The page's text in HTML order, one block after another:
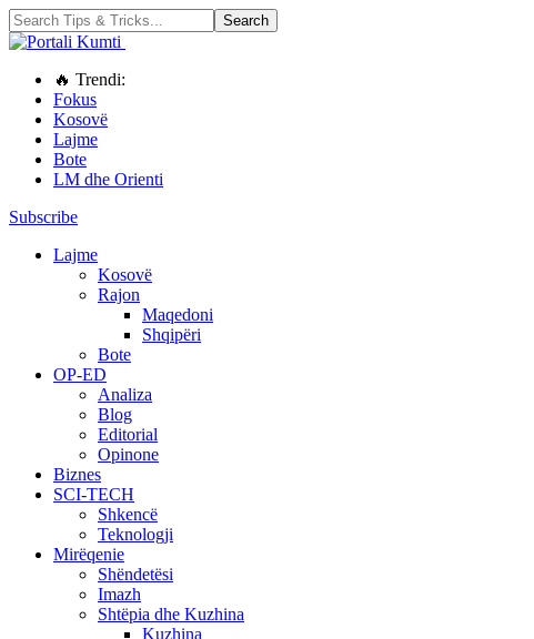
🔥 Trendi:
Fokus
Kosovë
Lajme
Bote
LM dhe Orienti
Subscribe
Lajme
Kosovë
Rajon
Maqedoni
Shqipëri
Bote
OP-ED
Analiza
Blog
Editorial
Opinone
Biznes
SCI-TECH
Shkencë
Teknologji
Mirëqenie
Shëndetësi
Imazh
Shtëpia dhe Kuzhina
Kuzhina